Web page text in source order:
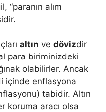
“paranın alım
altın ve dövizdir
para biriminizdeki
olabilirler. Ancak
içinde enflasyona
tabidir. Altın
koruma aracı olsa